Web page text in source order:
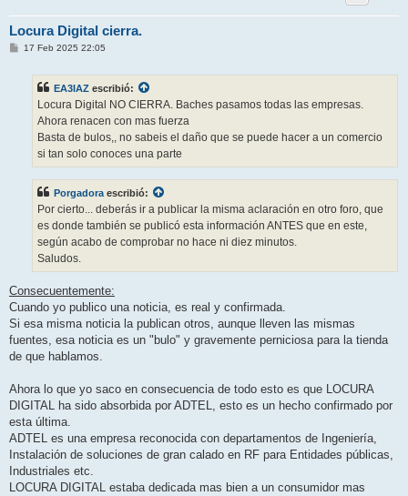
Locura Digital cierra.
M17 Feb 2025 22:05
EA3IAZ escribió:
Locura Digital NO CIERRA. Baches pasamos todas las empresas.
Ahora renacen con mas fuerza
Basta de bulos,, no sabeis el daño que se puede hacer a un comercio
si tan solo conoces una parte
Porgadora escribió:
Por cierto... deberás ir a publicar la misma aclaración en otro foro, que
es donde también se publicó esta información ANTES que en este,
según acabo de comprobar no hace ni diez minutos.
Saludos.
Consecuentemente:
Cuando yo publico una noticia, es real y confirmada.
Si esa misma noticia la publican otros, aunque lleven las mismas
fuentes, esa noticia es un "bulo" y gravemente perniciosa para la tienda
de que hablamos.
Ahora lo que yo saco en consecuencia de todo esto es que LOCURA
DIGITAL ha sido absorbida por ADTEL, esto es un hecho confirmado por
esta última.
ADTEL es una empresa reconocida con departamentos de Ingeniería,
Instalación de soluciones de gran calado en RF para Entidades públicas,
Industriales etc.
LOCURA DIGITAL estaba dedicada mas bien a un consumidor mas